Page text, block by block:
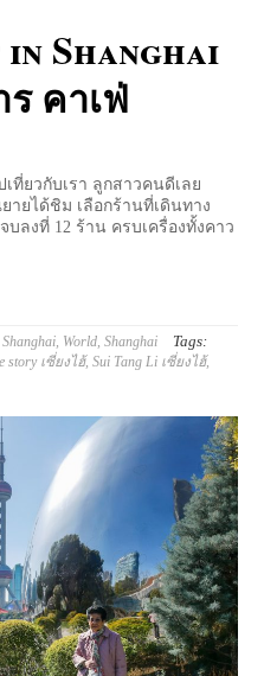
Shanghai
คาเฟ่
ที่ยวกับเรา ลูกสาวคนดีเลย
ยได้ชิม เลือกร้านที่เดินทาง
บลงที่ 12 ร้าน ครบเครื่องทั้งคาว
,Shanghai World ,Shanghai Tags:
story เซี่ยงไฮ้,Sui Tang Li เซี่ยงไฮ้,